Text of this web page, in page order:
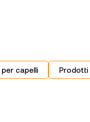
per capelli Prodotti